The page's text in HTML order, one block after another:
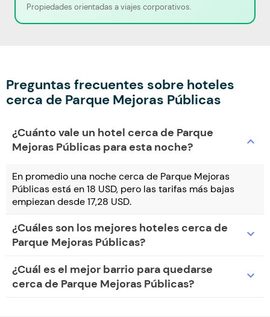
Propiedades orientadas a viajes corporativos.
Preguntas frecuentes sobre hoteles
cerca de Parque Mejoras Públicas
¿Cuánto vale un hotel cerca de Parque
Mejoras Públicas para esta noche?
expand_more
En promedio una noche cerca de Parque Mejoras
Públicas está en 18 USD, pero las tarifas más bajas
empiezan desde 17,28 USD.
¿Cuáles son los mejores hoteles cerca de
Parque Mejoras Públicas?
expand_more
¿Cuál es el mejor barrio para quedarse
cerca de Parque Mejoras Públicas?
expand_more